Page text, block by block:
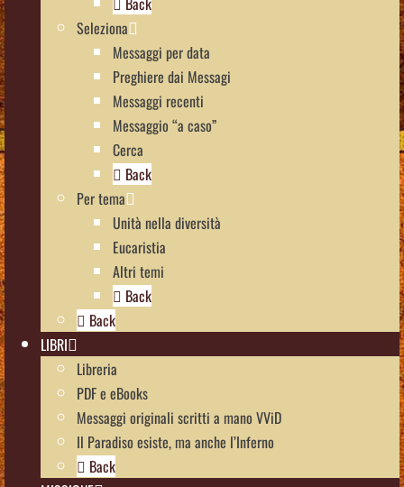
Seleziona
Messaggi per data
Preghiere dai Messagi
Messaggi recenti
Messaggio “a caso”
Cerca
Back
Per tema
Unità nella diversità
Eucaristia
Altri temi
Back
Back
LIBRI
Libreria
PDF e eBooks
Messaggi originali scritti a mano VViD
Il Paradiso esiste, ma anche l’Inferno
Back